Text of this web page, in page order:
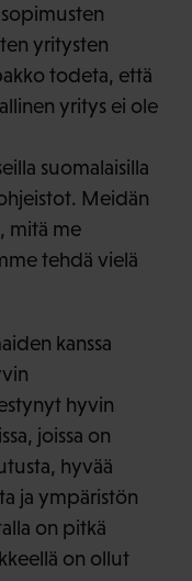
yritysten
todeta, että
yritys ei ole
suomalaisilla
Meidän
mitä me
tehdä vielä
kanssa
hyvin
joissa on
hyvää
ja ympäristön
on pitkä
on ollut